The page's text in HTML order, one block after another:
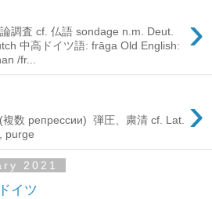
›
調査 cf. 仏語 sondage n.m. Deut.
中高ドイツ語: frāga Old English:
/fr...
›
数 репрессии) 弾圧、粛清 cf. Lat.
purge
2021
イツ